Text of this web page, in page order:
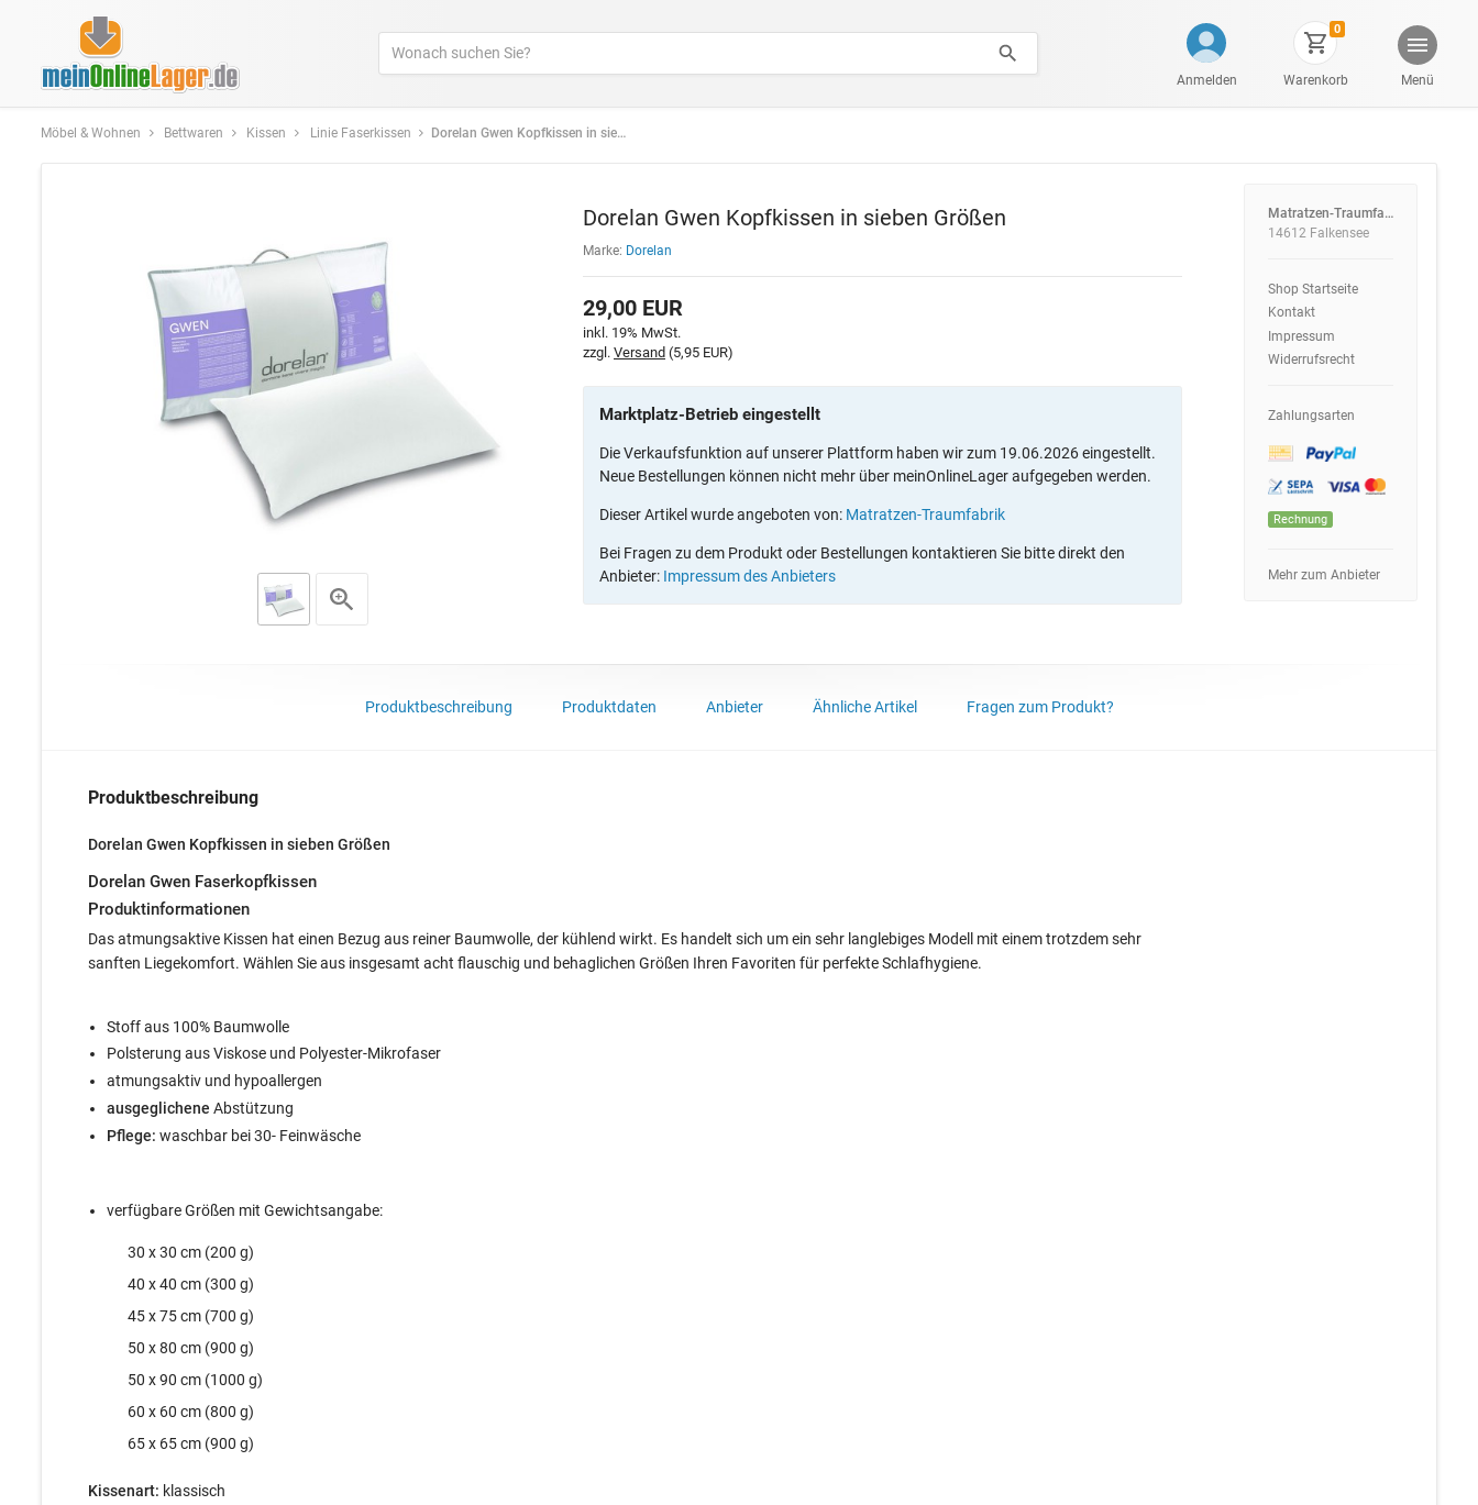
Anmelden
0
Warenkorb Menü
Möbel & Wohnen Bettwaren Kissen Linie Faserkissen Dorelan Gwen Kopfkissen in sieben Größen
Dorelan Gwen Kopfkissen in sieben Größen
Marke: Dorelan
29,00 EUR
inkl. 19% MwSt.
zzgl. Versand (5,95 EUR)
Marktplatz-Betrieb eingestellt
Die Verkaufsfunktion auf unserer Plattform haben wir zum 19.06.2026 eingestellt.
Neue Bestellungen können nicht mehr über meinOnlineLager aufgegeben werden.
Dieser Artikel wurde angeboten von: Matratzen-Traumfabrik
Bei Fragen zu dem Produkt oder Bestellungen kontaktieren Sie bitte direkt den
Anbieter: Impressum des Anbieters
Matratzen-Traumfabrik
14612 Falkensee
Shop Startseite
Kontakt
Impressum
Widerrufsrecht
Zahlungsarten
Rechnung
Mehr zum Anbieter
Produktbeschreibung Produktdaten Anbieter Ähnliche Artikel Fragen zum Produkt?
Produktbeschreibung
Dorelan Gwen Kopfkissen in sieben Größen
Dorelan Gwen Faserkopfkissen
Produktinformationen
Das atmungsaktive Kissen hat einen Bezug aus reiner Baumwolle, der kühlend wirkt. Es handelt sich um ein sehr langlebiges Modell mit einem trotzdem sehr
sanften Liegekomfort. Wählen Sie aus insgesamt acht flauschig und behaglichen Größen Ihren Favoriten für perfekte Schlafhygiene.
Stoff aus 100% Baumwolle
Polsterung aus Viskose und Polyester-Mikrofaser
atmungsaktiv und hypoallergen
ausgeglichene Abstützung
Pflege: waschbar bei 30- Feinwäsche
verfügbare Größen mit Gewichtsangabe:
30 x 30 cm (200 g)
40 x 40 cm (300 g)
45 x 75 cm (700 g)
50 x 80 cm (900 g)
50 x 90 cm (1000 g)
60 x 60 cm (800 g)
65 x 65 cm (900 g)
Kissenart: klassisch